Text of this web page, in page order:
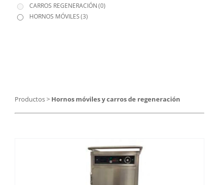
Servicio domiciliario
91 629 17 10
Productos> Hornos móviles y carros de regeneración
CARROS REGENERACIÓN(0)
HORNOS MÓVILES(3)